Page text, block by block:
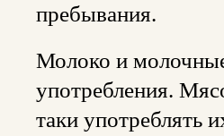
пребывания.
Молоко и
употребления.
таки употреблять